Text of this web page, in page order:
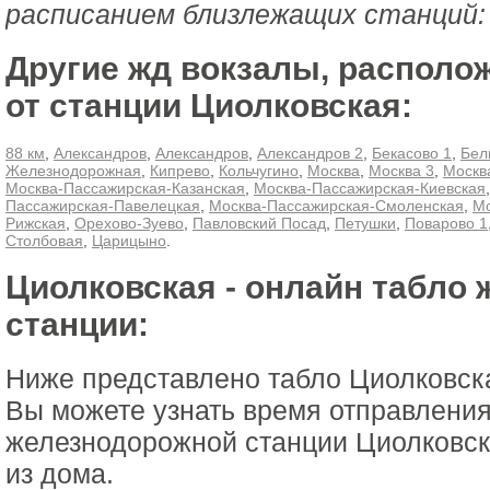
расписанием близлежащих станций:
Другие жд вокзалы,
от станции Циолковская:
88 км Александров Александров Александров 2 Бекасово 1
Железнодорожная
Кипрево Кольчугино Москва Москва 3
Москва-Пассажирская-Казанская
Москва-Пассажирская-Киевская
Пассажирская-Павелецкая
Москва-Пассажирская-Смоленская
Рижская Орехово-Зуево Павловский Посад Петушки Поварово 1
Столбовая
Царицыно
Циолковская - онлайн табло
станции:
Ниже представлено табло
Вы можете узнать время
железнодорожной станции
из дома.